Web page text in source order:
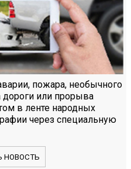
пожара, необычного
дороги или прорыва
в ленте народных
через специальную
НОВОСТЬ